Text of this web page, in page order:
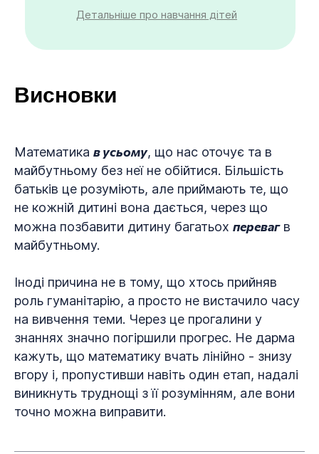
Детальніше про навчання дітей
Висновки
Математика вусьому, що нас оточує та в
майбутньому без неї не обійтися. Більшість
батьків це розуміють, але приймають те, що
не кожній дитині вона дається, через що
можна позбавити дитину багатьох перевагв
майбутньому.
Іноді причина не в тому, що хтось прийняв
роль гуманітарію, а просто не вистачило часу
на вивчення теми. Через це прогалини у
знаннях значно погіршили прогрес. Не дарма
кажуть, що математику вчать лінійно - знизу
вгору і, пропустивши навіть один етап, надалі
виникнуть труднощі з її розумінням, але вони
точно можна виправити.